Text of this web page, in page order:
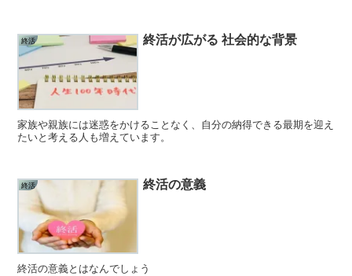
終活 終活が広がる 社会的な背景
家族や親族には迷惑をかけることなく、自分の納得できる最期を迎え
たいと考える人も増えています。
終活 終活の意義
終活の意義とはなんでしょう